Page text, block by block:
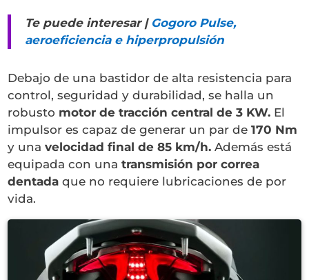
Te puede interesar | Gogoro Pulse,
aeroeficiencia e hiperpropulsión
Debajo de una bastidor de alta resistencia para
control, seguridad y durabilidad, se halla un
robusto motor de tracción central de 3 KW. El
impulsor es capaz de generar un par de170 Nm
y unavelocidad final de 85 km/h. Además está
equipada con unatransmisión por correa
dentada que no requiere lubricaciones de por
vida.